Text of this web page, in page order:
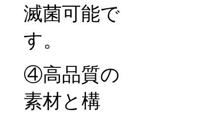
滅菌可能で
す。
④高品質の
素材と構